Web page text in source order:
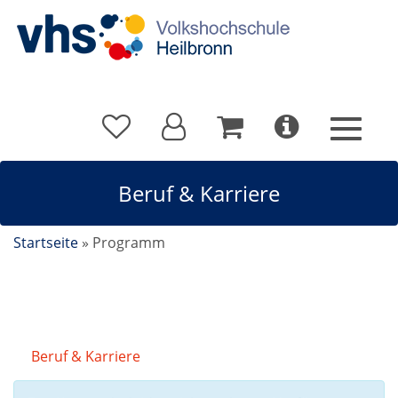
Beruf & Karriere
Startseite » Programm
Beruf & Karriere